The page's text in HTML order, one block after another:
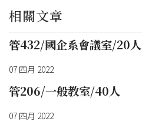
相關文章
管432/國企系會議室/20人
07 四月 2022
管206/一般教室/40人
07 四月 2022